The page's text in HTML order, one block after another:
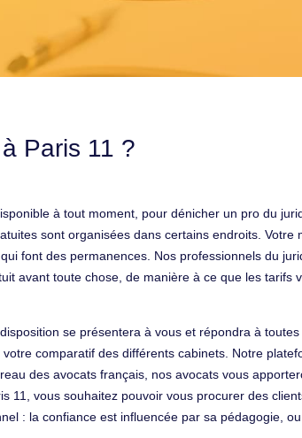
Paris 11 ?
à tout moment, pour dénicher un pro du
sont organisées dans certains endroits. Votre
font des permanences. Nos professionnels du
avant toute chose, de manière à ce que les tarifs
se présentera à vous et répondra à toutes
comparatif des différents cabinets. Notre
des avocats français, nos avocats vous
11, vous souhaitez pouvoir vous procurer des
: la confiance est influencée par sa pédagogie,